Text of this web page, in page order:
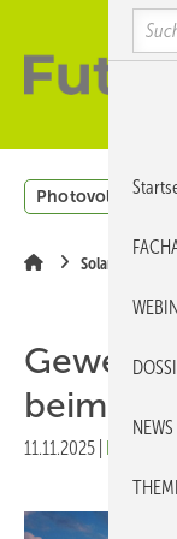
Hauptinhalt
main
Photovoltaik
Solarspeicher
beim
11.11.2025
NEWS